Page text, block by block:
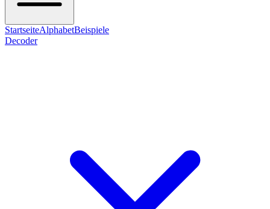
StartseiteAlphabetBeispiele
Decoder